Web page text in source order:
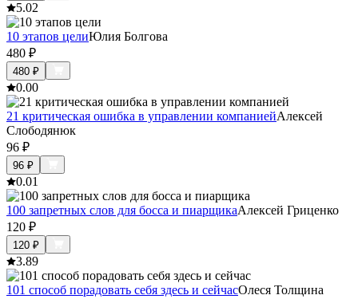
5.02
10 этапов целиЮлия Болгова
480 ₽
480 ₽
0.00
21 критическая ошибка в управлении компаниейАлексей
Слободянюк
96 ₽
96 ₽
0.01
100 запретных слов для босса и пиарщикаАлексей Гриценко
120 ₽
120 ₽
3.89
101 способ порадовать себя здесь и сейчасОлеся Толщина